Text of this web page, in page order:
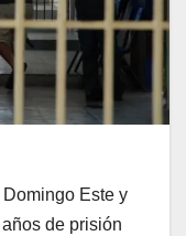
Este y
de prisión